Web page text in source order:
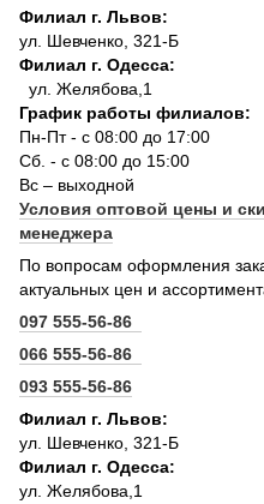
Филиал г. Львов:
ул. Шевченко, 321-Б
Филиал г. Одесса:
ул. Желябова,1
График работы филиалов:
Пн-Пт - с 08:00 до 17:00
Сб. - с 08:00 до 15:00
Вс – выходной
Условия оптовой цены и
менеджера
По вопросам оформления
актуальных цен и
097 555-56-86
066 555-56-86
093 555-56-86
Филиал г. Львов:
ул. Шевченко, 321-Б
Филиал г. Одесса:
ул. Желябова,1